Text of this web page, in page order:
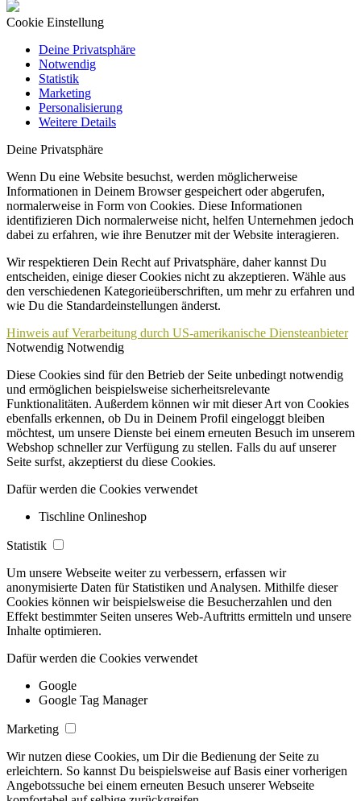
Cookie Einstellung
Deine Privatsphäre
Notwendig
Statistik
Marketing
Personalisierung
Weitere Details
Deine Privatsphäre
Wenn Du eine Website besuchst, werden möglicherweise
Informationen in Deinem Browser gespeichert oder abgerufen,
normalerweise in Form von Cookies. Diese Informationen
identifizieren Dich normalerweise nicht, helfen Unternehmen jedoch
dabei zu erfahren, wie ihre Benutzer mit der Website interagieren.
Wir respektieren Dein Recht auf Privatsphäre, daher kannst Du
entscheiden, einige dieser Cookies nicht zu akzeptieren. Wähle aus
den verschiedenen Kategorieüberschriften, um mehr zu erfahren und
wie Du die Standardeinstellungen änderst.
Hinweis auf Verarbeitung durch US-amerikanische Diensteanbieter
Notwendig Notwendig
Diese Cookies sind für den Betrieb der Seite unbedingt notwendig
und ermöglichen beispielsweise sicherheitsrelevante
Funktionalitäten. Außerdem können wir mit dieser Art von Cookies
ebenfalls erkennen, ob Du in Deinem Profil eingeloggt bleiben
möchtest, um unsere Dienste bei einem erneuten Besuch im unserem
Webshop schneller zur Verfügung zu stellen. Falls du auf unserer
Seite surfst, akzeptierst du diese Cookies.
Dafür werden die Cookies verwendet
Tischline Onlineshop
Statistik
Um unsere Webseite weiter zu verbessern, erfassen wir
anonymisierte Daten für Statistiken und Analysen. Mithilfe dieser
Cookies können wir beispielsweise die Besucherzahlen und den
Effekt bestimmter Seiten unseres Web-Auftritts ermitteln und unsere
Inhalte optimieren.
Dafür werden die Cookies verwendet
Google
Google Tag Manager
Marketing
Wir nutzen diese Cookies, um Dir die Bedienung der Seite zu
erleichtern. So kannst Du beispielsweise auf Basis einer vorherigen
Angebotssuche bei einem erneuten Besuch unserer Webseite